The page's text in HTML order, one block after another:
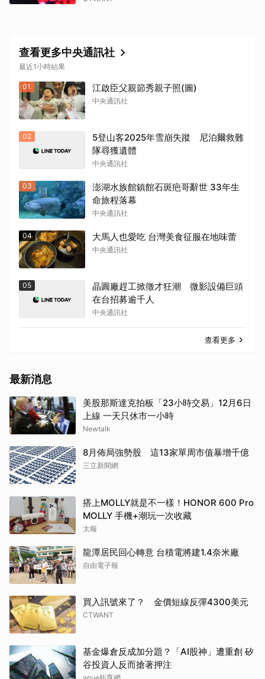
查看更多中央通訊社
最近1小時結果
01 江啟臣父親節秀親子照(圖)
中央通訊社
02
5登山客2025年雪崩失蹤 尼泊爾救難
隊尋獲遺體
中央通訊社
03
澎湖水族館鎮館石斑疤哥辭世 33年生
命旅程落幕
中央通訊社
04 大馬人也愛吃 台灣美食征服在地味蕾
中央通訊社
05
晶圓廠趕工掀徵才狂潮 微影設備巨頭
在台招募逾千人
中央通訊社
查看更多
最新消息
美股那斯達克拍板「23小時交易」12月6日
上線 一天只休市一小時
Newtalk
8月佈局強勢股 這13家單周市值暴增千億
三立新聞網
搭上MOLLY就是不一樣！HONOR 600 Pro
MOLLY 手機+潮玩一次收藏
太報
龍潭居民回心轉意 台積電將建1.4奈米廠
自由電子報
買入訊號來了？ 金價短線反彈4300美元
CTWANT
基金爆倉反成加分題？「AI股神」遭重創 矽
谷投資人反而搶著押注